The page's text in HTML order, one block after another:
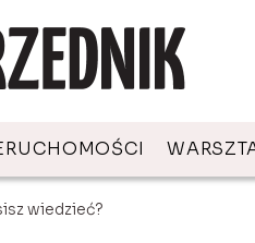
wiedzieć?